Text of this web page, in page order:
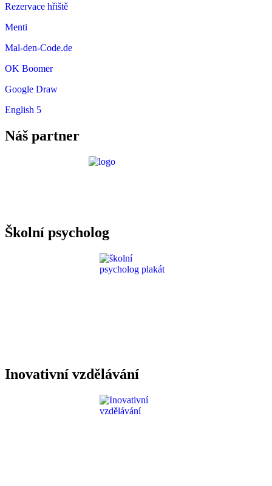
Rezervace hřiště
Menti
Mal-den-Code.de
OK Boomer
Google Draw
English 5
Náš partner
Školní psycholog
Inovativní vzdělávání